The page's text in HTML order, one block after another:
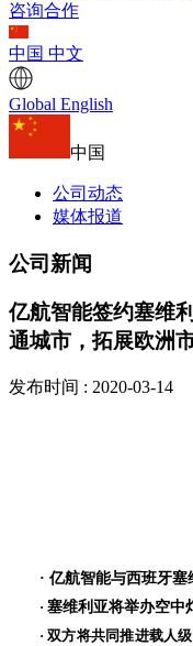
咨询合作
中国 中文
Global English
中国
公司动态
媒体报道
公司新闻
亿航智能签约塞维
通城市，拓展欧洲
发布时间 : 2020-03-
· 亿航智能与西班牙塞
· 塞维利亚将举办空中
·双方将共同推进载人